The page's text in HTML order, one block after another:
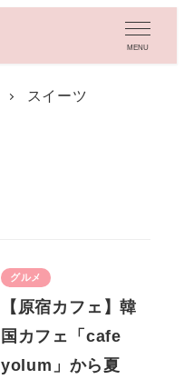
MENU
スイーツ
グルメ
【原宿カフェ】韓
国カフェ「cafe
yolum」から夏